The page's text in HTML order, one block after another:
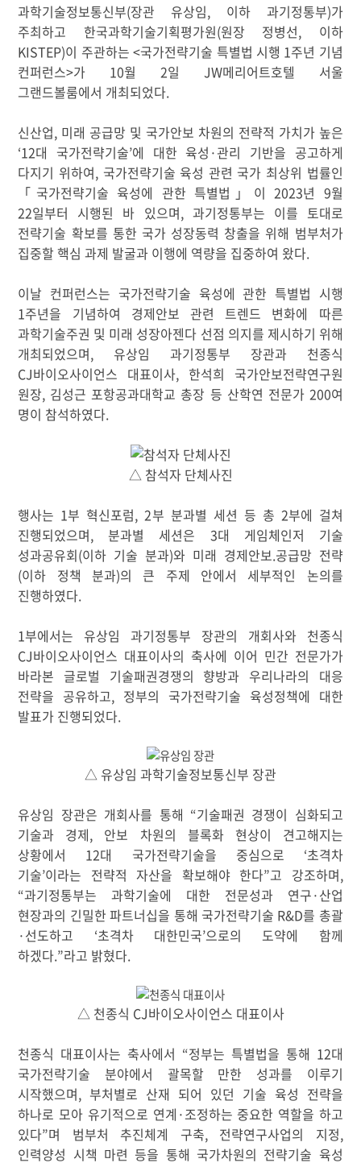
과학기술정보통신부(장관 유상임, 이하 과기정통부)가
주최하고 한국과학기술기획평가원(원장 정병선, 이하
KISTEP)이 주관하는<국가전략기술 특별법 시행 1주년 기념
컨퍼런스>가 10월 2일 JW메리어트호텔 서울
그랜드볼룸에서 개최되었다.
신산업, 미래 공급망 및 국가안보 차원의 전략적 가치가 높은
‘12대 국가전략기술’에 대한 육성 ·관리 기반을 공고하게
다지기 위하여, 국가전략기술 육성 관련 국가 최상위 법률인
「 국가전략기술 육성에 관한 특별법 」 이2023년 9월
22일부터 시행된 바 있으며, 과기정통부는 이를 토대로
전략기술 확보를 통한 국가 성장동력 창출을 위해 범부처가
집중할 핵심 과제 발굴과 이행에 역량을 집중하여 왔다.
이날 컨퍼런스는 국가전략기술 육성에 관한 특별법 시행
1주년을 기념하여 경제안보 관련 트렌드 변화에 따른
과학기술주권 및 미래 성장아젠다 선점 의지를 제시하기 위해
개최되었으며,유상임 과기정통부 장관과 천종식
CJ바이오사이언스 대표이사, 한석희 국가안보전략연구원
원장, 김성근 포항공과대학교 총장 등 산학연 전문가 200여
명이 참석하였다.
△ 참석자 단체사진
행사는 1부 혁신포럼, 2부 분과별 세션 등 총 2부에 걸쳐
진행되었으며, 분과별 세션은 3대 게임체인저 기술
성과공유회(이하 기술 분과)와 미래 경제안보.공급망 전략
(이하 정책 분과)의 큰 주제 안에서 세부적인 논의를
진행하였다.
1부에서는 유상임 과기정통부 장관의 개회사와 천종식
CJ바이오사이언스 대표이사의 축사에 이어 민간 전문가가
바라본 글로벌 기술패권경쟁의 향방과 우리나라의 대응
전략을 공유하고, 정부의 국가전략기술 육성정책에 대한
발표가 진행되었다.
△유상임 과학기술정보통신부 장관
유상임 장관은 개회사를 통해 “기술패권 경쟁이 심화되고
기술과 경제, 안보 차원의 블록화 현상이 견고해지는
상황에서 12대 국가전략기술을 중심으로 ‘초격차
기술’이라는 전략적 자산을 확보해야 한다”고 강조하며,
“과기정통부는 과학기술에 대한 전문성과 연구·산업
현장과의 긴밀한 파트너십을 통해 국가전략기술 R&D를 총괄
·선도하고 ‘초격차 대한민국’으로의 도약에 함께
하겠다.”라고 밝혔다.
△ 천종식 CJ바이오사이언스 대표이사
천종식 대표이사는 축사에서 “정부는 특별법을 통해 12대
국가전략기술 분야에서 괄목할 만한 성과를 이루기
시작했으며, 부처별로 산재 되어 있던 기술 육성 전략을
하나로 모아 유기적으로 연계 ·조정하는 중요한 역할을 하고
있다”며 범부처 추진체계 구축, 전략연구사업의 지정,
인력양성 시책 마련 등을 통해 국가차원의 전략기술 육성